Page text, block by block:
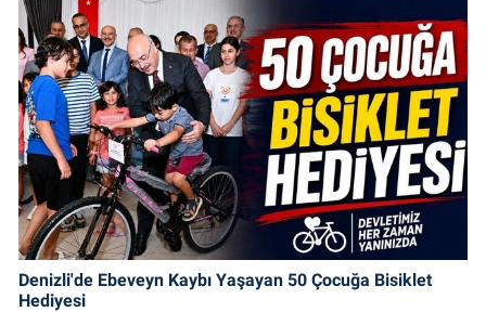
Denizli'de Ebeveyn Kaybı Yaşayan 50 Çocuğa Bisiklet
Hediyesi